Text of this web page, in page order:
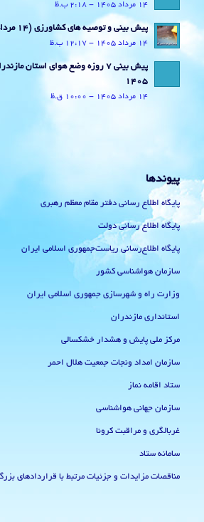
14 مرداد 1405 - 2:18 ب.ظ
پیش بینی و توصیه های کشاورزی (14 مرداد ۱۴۰۵)
14 مرداد 1405 - 12:17 ب.ظ
1405
14 مرداد 1405 - 10:00 ق.ظ
پیوندها
پایگاه اطلاع رسانی دفتر مقام معظم رهبری
پایگاه اطلاع رسانی دولت
پایگاه اطلاع‌رسانی ریاست‌جمهوری اسلامی ایران
سازمان هواشناسی کشور
وزارت راه و شهرسازی جمهوری اسلامی ایران
استانداری مازندران
مرکز ملی پایش و هشدار خشکسالی
سازمان امداد ونجات جمعیت هلال احمر
ستاد اقامه نماز
سازمان جهانی هواشناسی
غربالگری و مراقبت کرونا
سامانه ستاد
مناقصات مزایدات و جزئیات مرتبط با قراردادهای